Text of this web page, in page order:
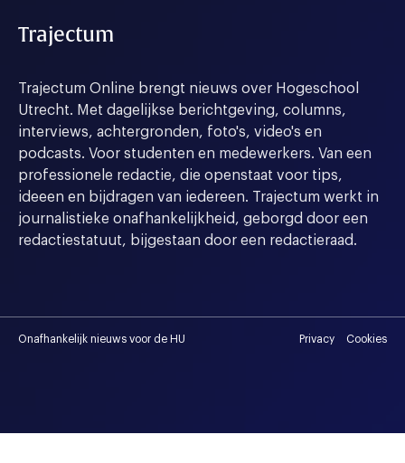
Trajectum
Trajectum Online brengt nieuws over Hogeschool
Utrecht. Met dagelijkse berichtgeving, columns,
interviews, achtergronden, foto's, video's en
podcasts. Voor studenten en medewerkers. Van een
professionele redactie, die openstaat voor tips,
ideeen en bijdragen van iedereen. Trajectum werkt in
journalistieke onafhankelijkheid, geborgd door een
redactiestatuut, bijgestaan door een redactieraad.
Onafhankelijk nieuws voor de HU Privacy Cookies